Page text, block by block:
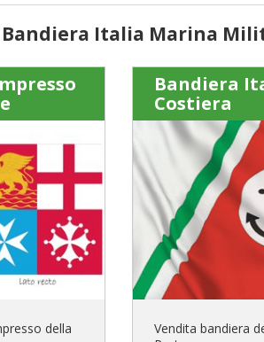
Bandiera Italia Marina
della
Bandiera
Costiera
Vendita bandiera